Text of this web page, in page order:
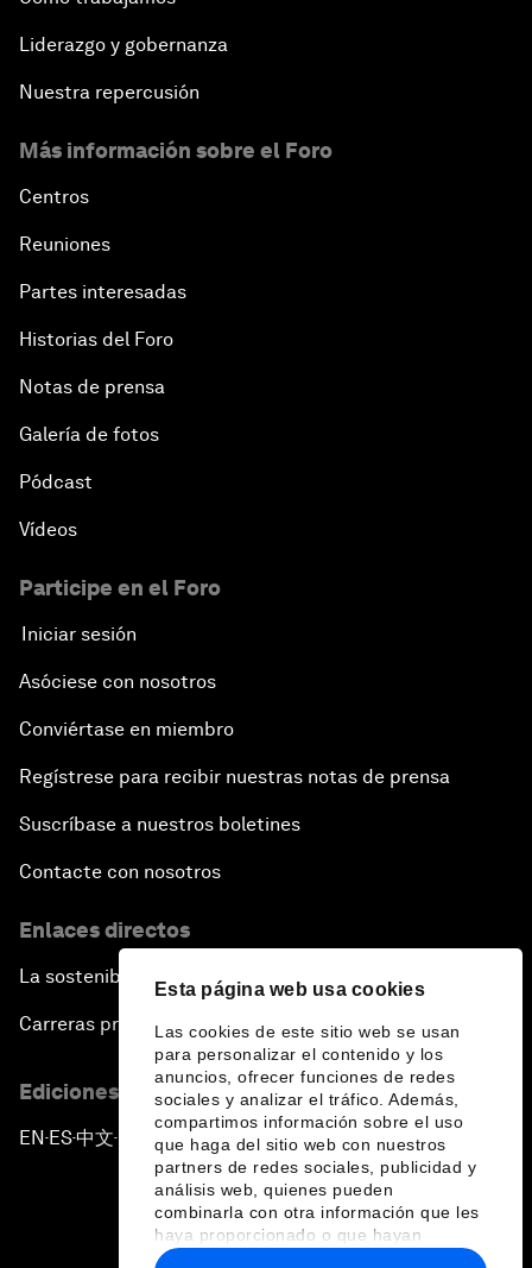
Esta página web usa cookies
Las cookies de este sitio web se usan
para personalizar el contenido y los
anuncios, ofrecer funciones de redes
sociales y analizar el tráfico. Además,
compartimos información sobre el uso
que haga del sitio web con nuestros
partners de redes sociales, publicidad y
análisis web, quienes pueden
combinarla con otra información que les
haya proporcionado o que hayan
recopilado a partir del uso que haya
Liderazgo y gobernanza
Nuestra repercusión
Más información sobre el Foro
Centros
Reuniones
Partes interesadas
Historias del Foro
Notas de prensa
Galería de fotos
Pódcast
Vídeos
Participe en el Foro
Iniciar sesión
Asóciese con nosotros
Conviértase en miembro
Regístrese para recibir nuestras notas de prensa
Suscríbase a nuestros boletines
Contacte con nosotros
Enlaces directos
La sostenibilidad en el Foro
Carreras profesionales
Ediciones en otros idiomas
EN ▪ES▪中文▪ 日本語